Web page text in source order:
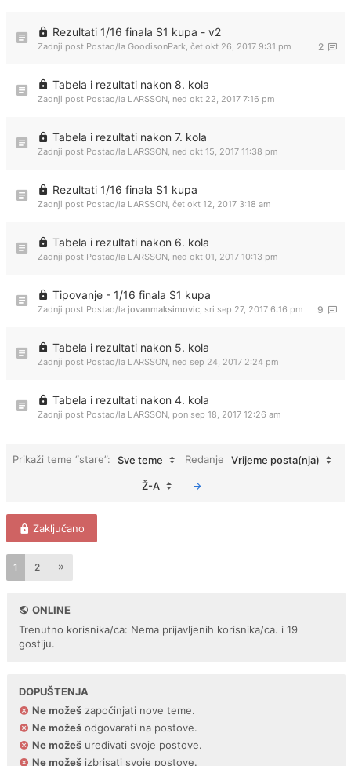
Rezultati 1/16 finala S1 kupa - v2
2
Zadnji post Postao/la GoodisonPark, čet okt 26, 2017 9:31 pm
Tabela i rezultati nakon 8. kola
Zadnji post Postao/la LARSSON, ned okt 22, 2017 7:16 pm
Tabela i rezultati nakon 7. kola
Zadnji post Postao/la LARSSON, ned okt 15, 2017 11:38 pm
Rezultati 1/16 finala S1 kupa
Zadnji post Postao/la LARSSON, čet okt 12, 2017 3:18 am
Tabela i rezultati nakon 6. kola
Zadnji post Postao/la LARSSON, ned okt 01, 2017 10:13 pm
Tipovanje - 1/16 finala S1 kupa
9
Zadnji post Postao/la jovanmaksimovic, sri sep 27, 2017 6:16 pm
Tabela i rezultati nakon 5. kola
Zadnji post Postao/la LARSSON, ned sep 24, 2017 2:24 pm
Tabela i rezultati nakon 4. kola
Zadnji post Postao/la LARSSON, pon sep 18, 2017 12:26 am
Prikaži teme “stare”: Sve teme Redanje Vrijeme posta(nja)
Ž-A
Zaključano
1 2
ONLINE
Trenutno korisnika/ca: Nema prijavljenih korisnika/ca. i 19
gostiju.
DOPUŠTENJA
Ne možeš započinjati nove teme.
Ne možeš odgovarati na postove.
Ne možeš uređivati svoje postove.
Ne možeš izbrisati svoje postove.